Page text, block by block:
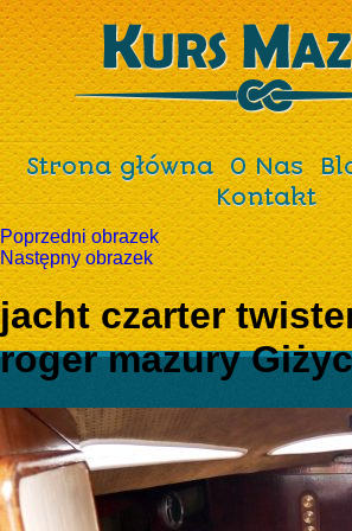
Strona główna O Nas
Kontakt
Poprzedni obrazek
Następny obrazek
jacht czarter
roger mazury